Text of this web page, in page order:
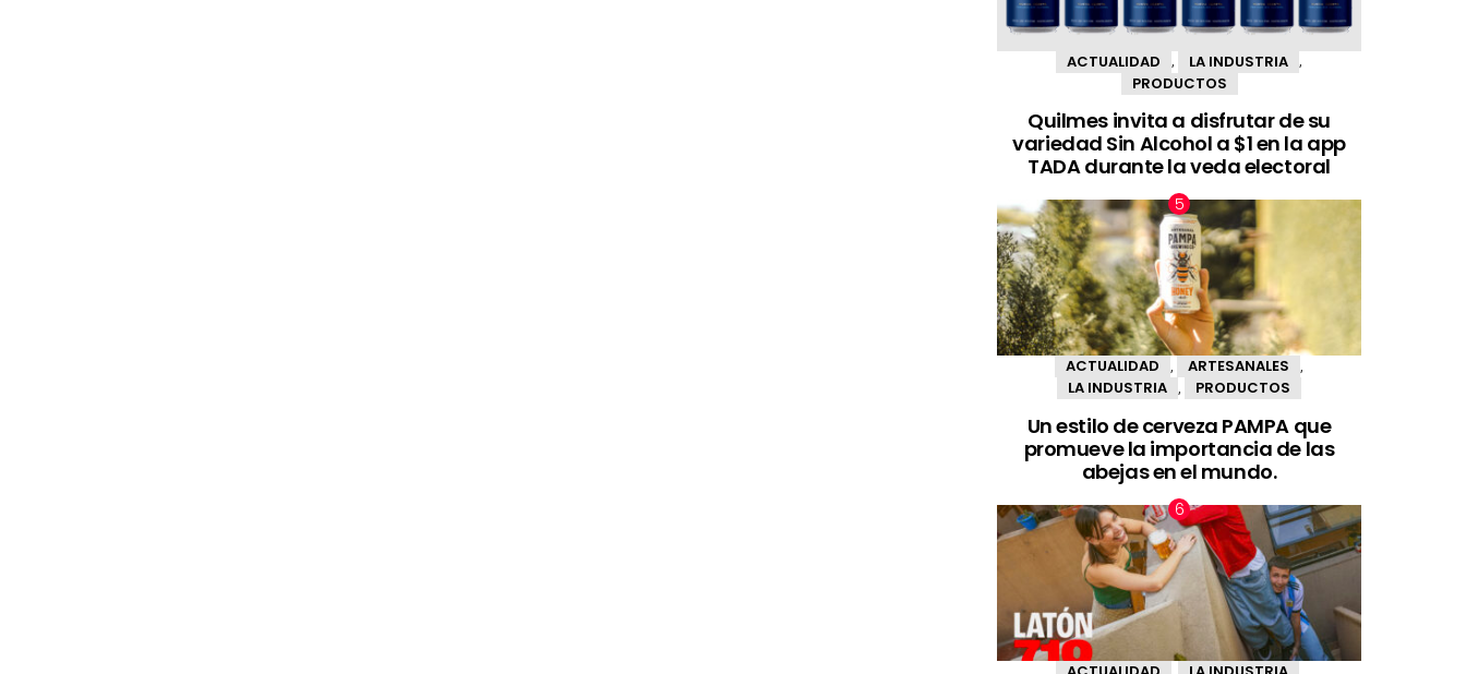
ACTUALIDAD , LA INDUSTRIA ,
PRODUCTOS
Quilmes invita a disfrutar de su
variedad Sin Alcohol a $1 en la app
TADA durante la veda electoral
ACTUALIDAD ARTESANALES
LA INDUSTRIA PRODUCTOS
Un estilo de cerveza PAMPA que
promueve la importancia de las
abejas en el mundo.